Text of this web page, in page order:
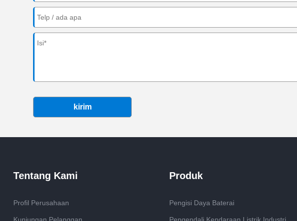
kirim
Tentang Kami
Profil Perusahaan
Produk
Pengisi Daya Baterai